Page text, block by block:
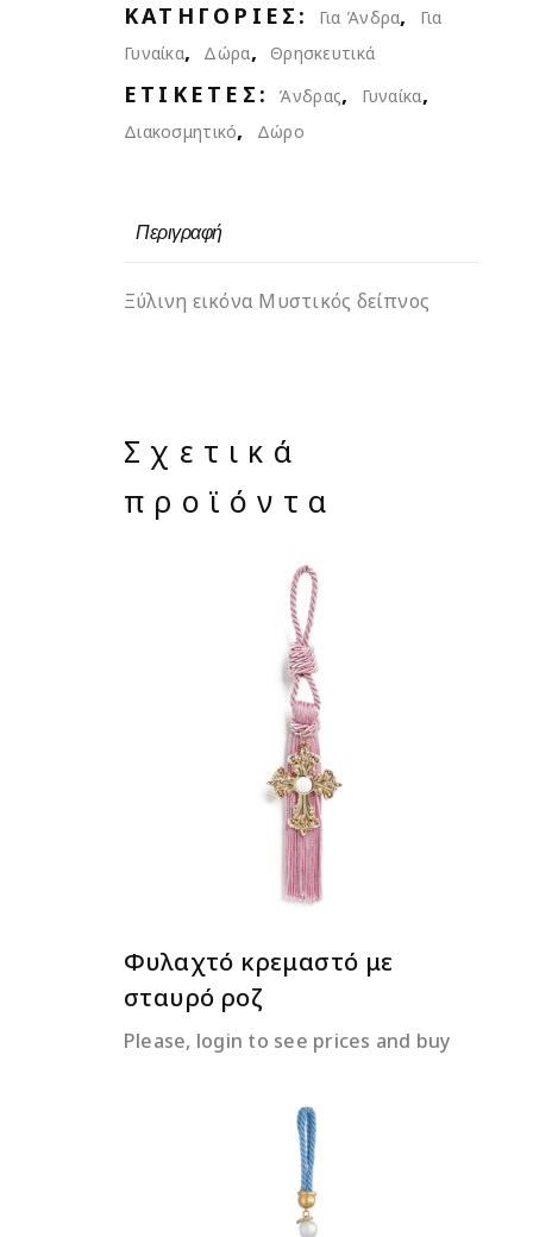
ΚΑΤΗΓΟΡΊΕΣ: Για Άνδρα,
Για
Γυναίκα, Δώρα,Θρησκευτικά
ΕΤΙΚΈΤΕΣ: Άνδρας, Γυναίκα,
Διακοσμητικό, Δώρο
Περιγραφή
Ξύλινη εικόνα Μυστικός δείπνος
Σχετικά
προϊόντα
ΔΙΑΒΆΣΤΕ ΠΕΡΙΣΣΌΤΕΡΑ
Φυλαχτό κρεμαστό με
σταυρό ροζ
Please, login to see prices and buy